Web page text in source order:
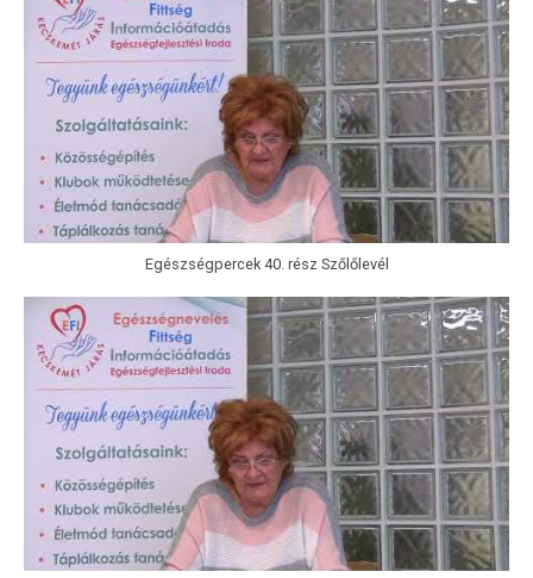
Egészségpercek 40. rész Szőlőlevél